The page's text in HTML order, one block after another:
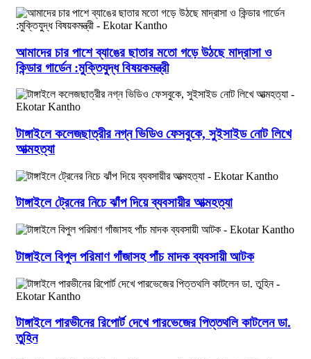
আমাদের চার পাশে ব্যাঙের ছাতার মতো গড়ে উঠছে মাদ্রাসা ও
কিন্ডার গার্ডেন :মুক্তিযুদ্ধ বিষয়কমন্ত্রী
টাঙ্গাইলে কলেজছাত্রীর নগ্ন ভিডিও ফেসবুকে, সুইসাইড নোট লিখে
আত্মহত্যা
টাঙ্গাইলে ট্রেনের নিচে ঝাঁপ দিয়ে ব্যবসায়ীর আত্মহত্যা
টাঙ্গাইলে বিপুল পরিমাণ গাঁজাসহ পাঁচ মাদক ব্যবসায়ী আটক
টাঙ্গাইলে পারভীনের রিপোর্ট দেখে পারভেজের পিত্তথলি কাটলেন ডা.
তুহিন